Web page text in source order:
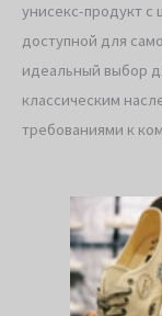
унисекс-продукт
доступной для
идеальный выбор
классическим
требованиями к